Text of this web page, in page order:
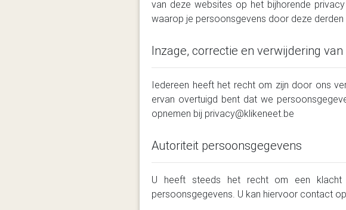
van deze websites op het bijhorende
waarop je persoonsgevens door deze derden
Inzage, correctie en verwijdering
Iedereen heeft het recht om zijn door ons
ervan overtuigd bent dat we
opnemen bij privacy@klikeneet.be
Autoriteit persoonsgegevens
U heeft steeds het recht om een
persoonsgegevens. U kan hiervoor contact